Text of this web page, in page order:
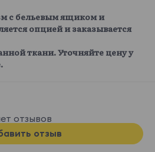
с бельевым ящиком и
опцией и заказывается
ткани. Уточняйте цену у
отзывов
отзыв